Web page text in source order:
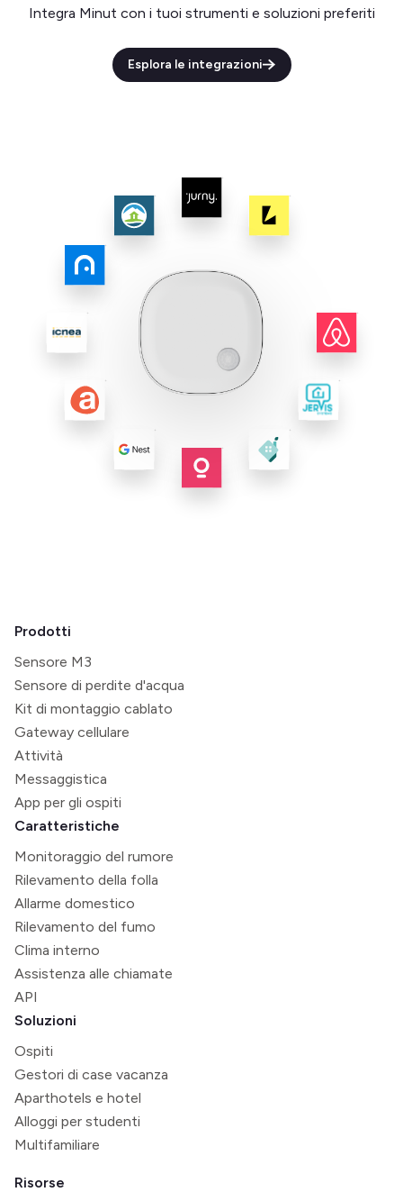
Integra Minut con i tuoi strumenti e soluzioni preferiti
Esplora le integrazioni
Prodotti
Sensore M3
Sensore di perdite d'acqua
Kit di montaggio cablato
Gateway cellulare
Attività
Messaggistica
App per gli ospiti
Caratteristiche
Monitoraggio del rumore
Rilevamento della folla
Allarme domestico
Rilevamento del fumo
Clima interno
Assistenza alle chiamate
API
Soluzioni
Ospiti
Gestori di case vacanza
Aparthotels e hotel
Alloggi per studenti
Multifamiliare
Risorse